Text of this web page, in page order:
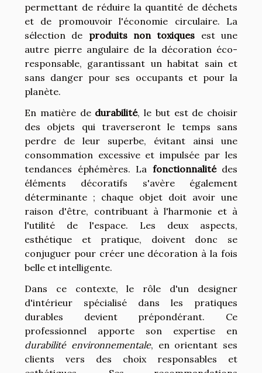
permettant de réduire la quantité de déchets
et de promouvoir l'économie circulaire. La
sélection de produits non toxiques est une
autre pierre angulaire de la décoration éco-
responsable, garantissant un habitat sain et
sans danger pour ses occupants et pour la
planète.
En matière de durabilité, le but est de choisir
des objets qui traverseront le temps sans
perdre de leur superbe, évitant ainsi une
consommation excessive et impulsée par les
tendances éphémères. La fonctionnalitédes
éléments décoratifs s'avère également
déterminante ; chaque objet doit avoir une
raison d'être, contribuant à l'harmonie et à
l'utilité de l'espace. Les deux aspects,
esthétique et pratique, doivent donc se
conjuguer pour créer une décoration à la fois
belle et intelligente.
Dans ce contexte, le rôle d'un designer
d'intérieur spécialisé dans les pratiques
durables devient prépondérant. Ce
professionnel apporte son expertise en
durabilité environnementale, en orientant ses
clients vers des choix responsables et